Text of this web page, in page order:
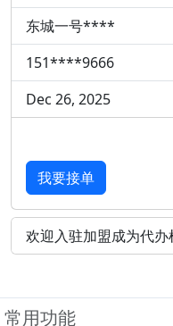
东城一号****
151****9666
Dec 26, 2025
我要接单
欢迎入驻加盟成为代
常用功能